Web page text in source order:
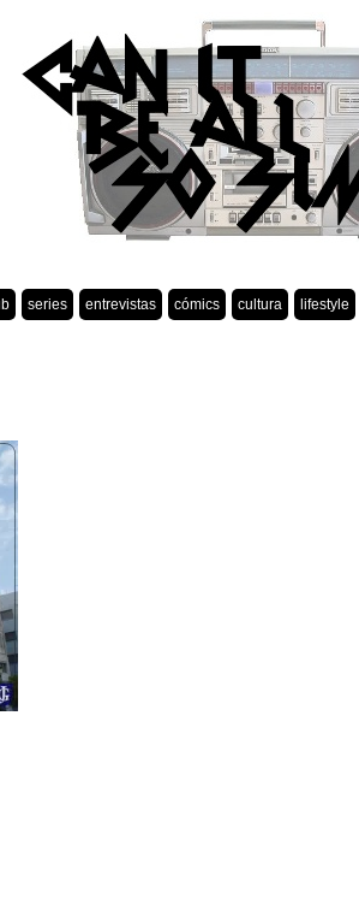
series entrevistas cómics cultura lifestyle